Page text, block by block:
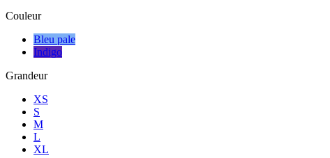
Couleur
Bleu pale
Indigo
Grandeur
XS
S
M
L
XL